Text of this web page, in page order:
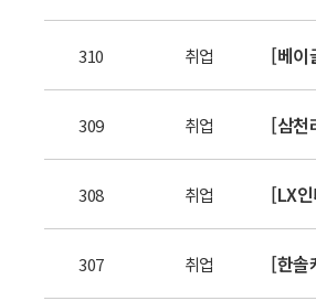
310 취업 [베이
309 취업 [삼천
308 취업 [LX
307 취업 [한솔